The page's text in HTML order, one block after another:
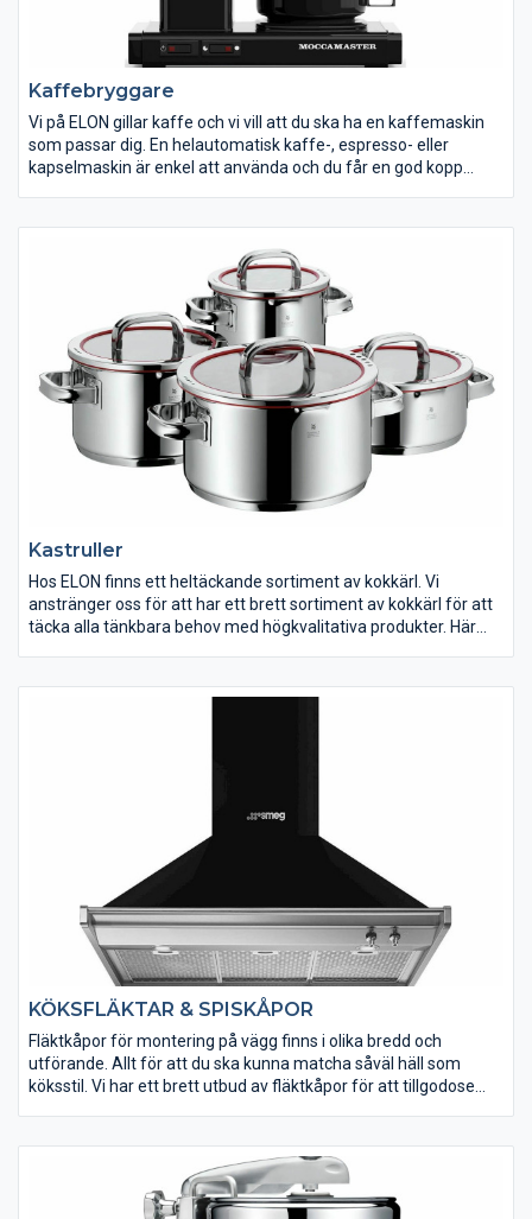
Kaffebryggare
Vi på ELON gillar kaffe och vi vill att du ska ha en kaffemaskin
som passar dig. En helautomatisk kaffe-, espresso- eller
kapselmaskin är enkel att använda och du får en god kopp
Med hjälp av en kaffemaskin, espressomaskin eller
kapselmaskin kan du servera dig själv och dina gäster
välsmakande espresso eller annan kaffedryck när du vill.
Kastruller
Hos ELON finns ett heltäckande sortiment av kokkärl. Vi
anstränger oss för att har ett brett sortiment av kokkärl för att
täcka alla tänkbara behov med högkvalitativa produkter. Här
kommer väcka din matlagningsglädje.
KÖKSFLÄKTAR & SPISKÅPOR
Fläktkåpor för montering på vägg finns i olika bredd och
utförande. Allt för att du ska kunna matcha såväl häll som
köksstil. Vi har ett brett utbud av fläktkåpor för att tillgodose